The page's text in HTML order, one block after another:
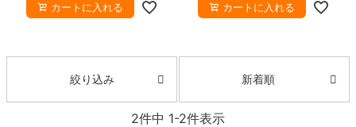
カートに入れる カートに入れる
絞り込み 新着順
2件中 1-2件表示
8.6inch
8.8inch
8.7inch
8.9inch
70mm
75mm
28.5cm
29.5cm